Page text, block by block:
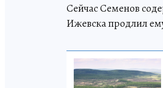
Сейчас Семенов
Ижевска продлил